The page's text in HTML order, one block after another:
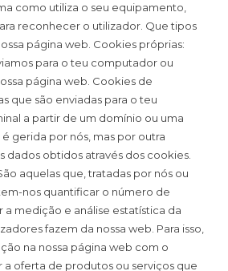
como utiliza o seu equipamento,
reconhecer o utilizador. Que tipos
página web. Cookies próprias:
para o teu computador ou
página web. Cookies de
que são enviadas para o teu
a partir de um domínio ou uma
gerida por nós, mas por outra
dados obtidos através dos cookies.
aquelas que, tratadas por nós ou
nos quantificar o número de
a medição e análise estatística da
fazem da nossa web. Para isso,
na nossa página web com o
oferta de produtos ou serviços que